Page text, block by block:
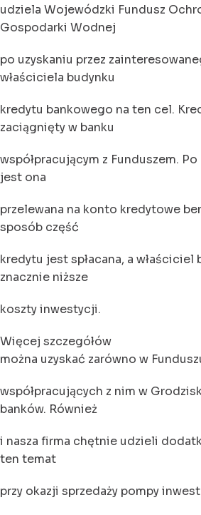
udziela Wojewódzki Fundusz
Gospodarki Wodnej
po uzyskaniu przez
właściciela budynku
kredytu bankowego na ten cel.
zaciągnięty w banku
współpracującym z Funduszem.
jest ona
przelewana na konto kredytowe
sposób część
kredytu jest spłacana, a właściciel
znacznie niższe
koszty inwestycji.
Więcej szczegółów
można uzyskać zarówno w
współpracujących z nim w
banków. Również
i nasza firma chętnie udzieli
ten temat
przy okazji sprzedaży pompy